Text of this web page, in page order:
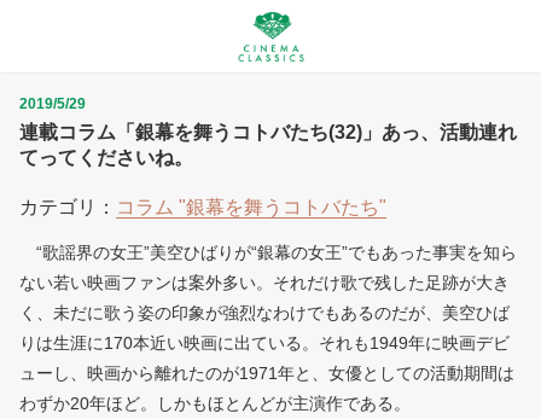
連載コラム「銀幕を舞うコトバたち(32)」あっ、活動連れ
てってくださいね。
2019/5/29
カテゴリ： コラム "銀幕を舞うコトバたち"
“歌謡界の女王”美空ひばりが“銀幕の女王”でもあった事実を知ら
ない若い映画ファンは案外多い。それだけ歌で残した足跡が大き
く、未だに歌う姿の印象が強烈なわけでもあるのだが、美空ひば
りは生涯に170本近い映画に出ている。それも1949年に映画デビ
ューし、映画から離れたのが1971年と、女優としての活動期間は
わずか20年ほど。しかもほとんどが主演作である。